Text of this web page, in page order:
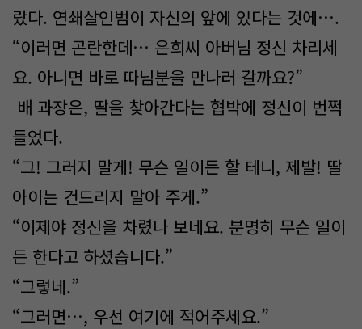
랐다. 연쇄살인범이 자신의 앞에 있다는 것에….
“이러면 곤란한데… 은희씨 아버님 정신 차리세
요. 아니면 바로 따님분을 만나러 갈까요?”
배 과장은, 딸을 찾아간다는 협박에 정신이 번쩍
들었다.
“그! 그러지 말게! 무슨 일이든 할 테니, 제발! 딸
아이는 건드리지 말아 주게.”
“이제야 정신을 차렸나 보네요. 분명히 무슨 일이
든 한다고 하셨습니다.”
“그렇네.”
“그러면…, 우선 여기에 적어주세요.”